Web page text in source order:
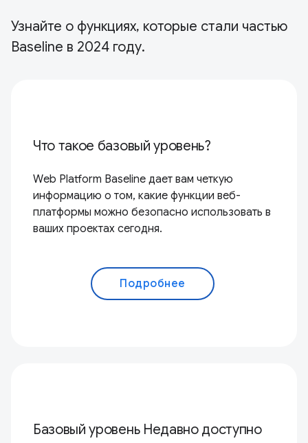
Узнайте о функциях, которые стали частью
Baseline в 2024 году.
Что такое базовый уровень?
Web Platform Baseline дает вам четкую
информацию о том, какие функции веб-
платформы можно безопасно использовать в
ваших проектах сегодня.
Подробнее
Базовый уровень Недавно доступно